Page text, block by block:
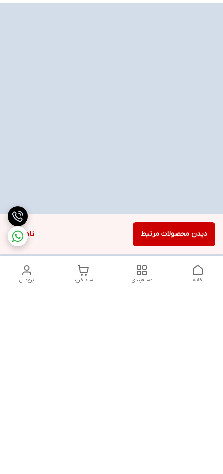
ناموجود دیدن محصولات مرتبط
پروفایل سبد خرید دسته‌بندی خانه